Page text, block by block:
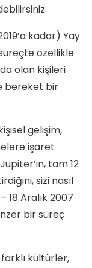
kadar) Yay
özellikle
olan kişileri
bereket bir
gelişim,
işaret
tam 12
sizi nasıl
18 Aralık 2007
bir süreç
kültürler,